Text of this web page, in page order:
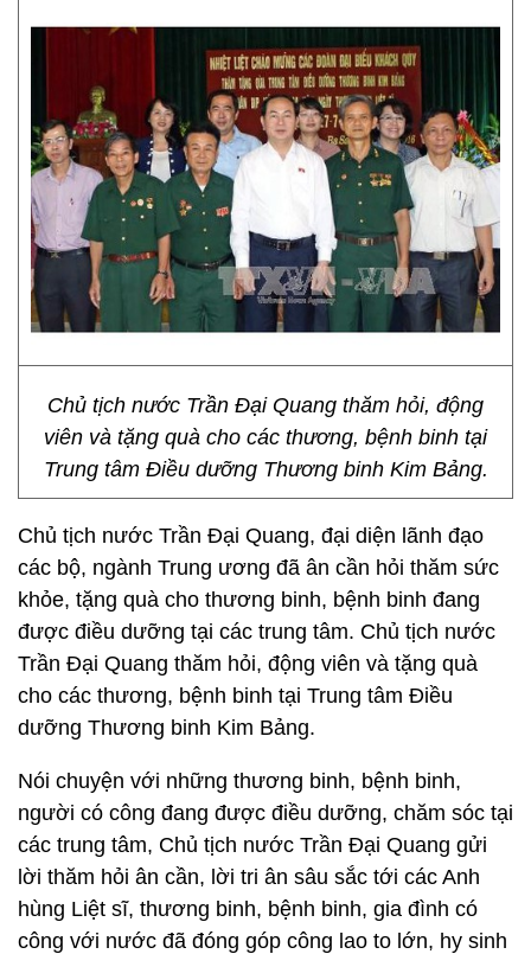
Chủ tịch nước Trần Đại Quang thăm hỏi, động
viên và tặng quà cho các thương, bệnh binh tại
Trung tâm Điều dưỡng Thương binh Kim Bảng.
Chủ tịch nước Trần Đại Quang, đại diện lãnh đạo
các bộ, ngành Trung ương đã ân cần hỏi thăm sức
khỏe, tặng quà cho thương binh, bệnh binh đang
được điều dưỡng tại các trung tâm. Chủ tịch nước
Trần Đại Quang thăm hỏi, động viên và tặng quà
cho các thương, bệnh binh tại Trung tâm Điều
dưỡng Thương binh Kim Bảng.
Nói chuyện với những thương binh, bệnh binh,
người có công đang được điều dưỡng, chăm sóc tại
các trung tâm, Chủ tịch nước Trần Đại Quang gửi
lời thăm hỏi ân cần, lời tri ân sâu sắc tới các Anh
hùng Liệt sĩ, thương binh, bệnh binh, gia đình có
công với nước đã đóng góp công lao to lớn, hy sinh